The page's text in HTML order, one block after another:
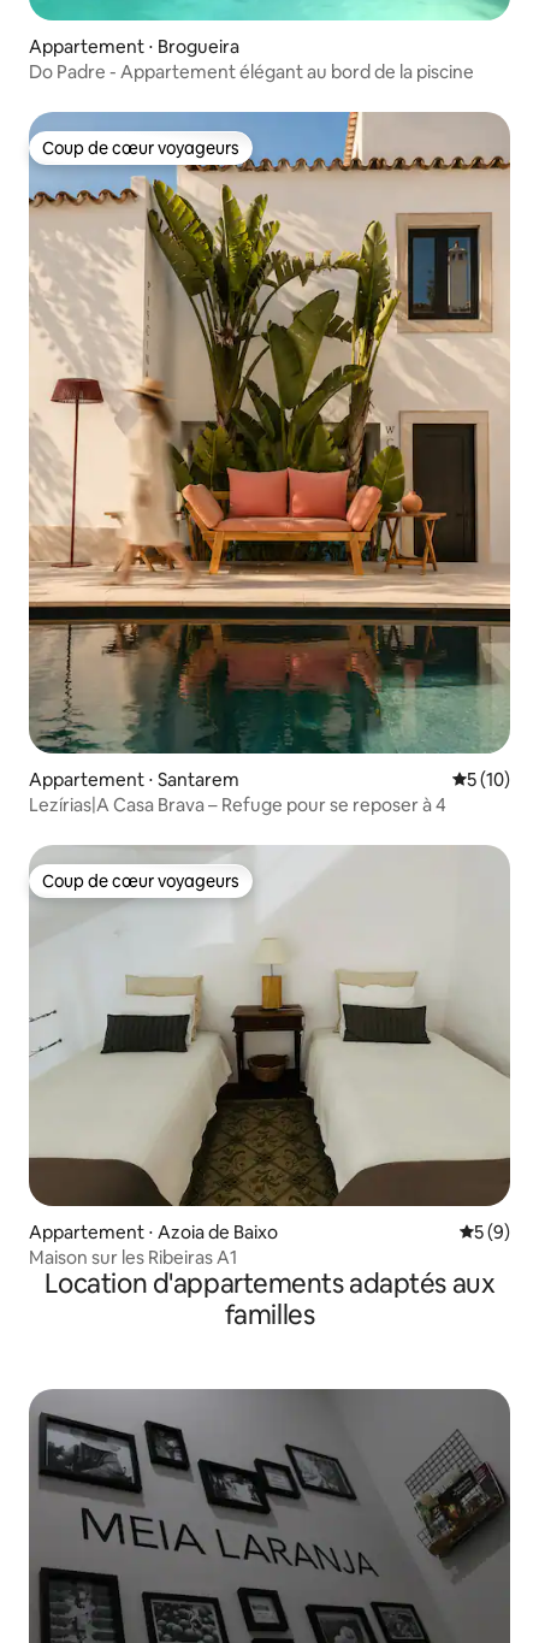
Appartement ⋅ Brogueira
Do Padre - Appartement élégant au bord de la piscine
Coup de cœur voyageurs
Coup de cœur voyageurs
Appartement ⋅ Santarem
5 (10)
Lezírias|A Casa Brava – Refuge pour se reposer à 4
Coup de cœur voyageurs
Coup de cœur voyageurs
Appartement ⋅ Azoia de Baixo
5 (9)
Maison sur les Ribeiras A1
Location d'appartements adaptés aux
familles